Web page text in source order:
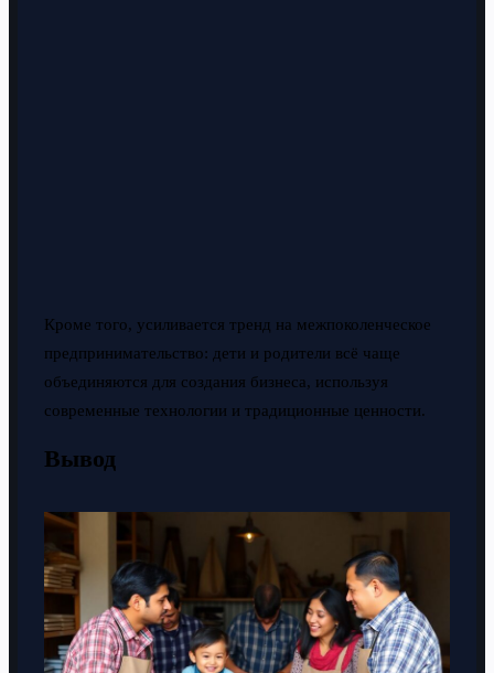
Кроме того, усиливается тренд на межпоколенческое
предпринимательство: дети и родители всё чаще
объединяются для создания бизнеса, используя
современные технологии и традиционные ценности.
Вывод